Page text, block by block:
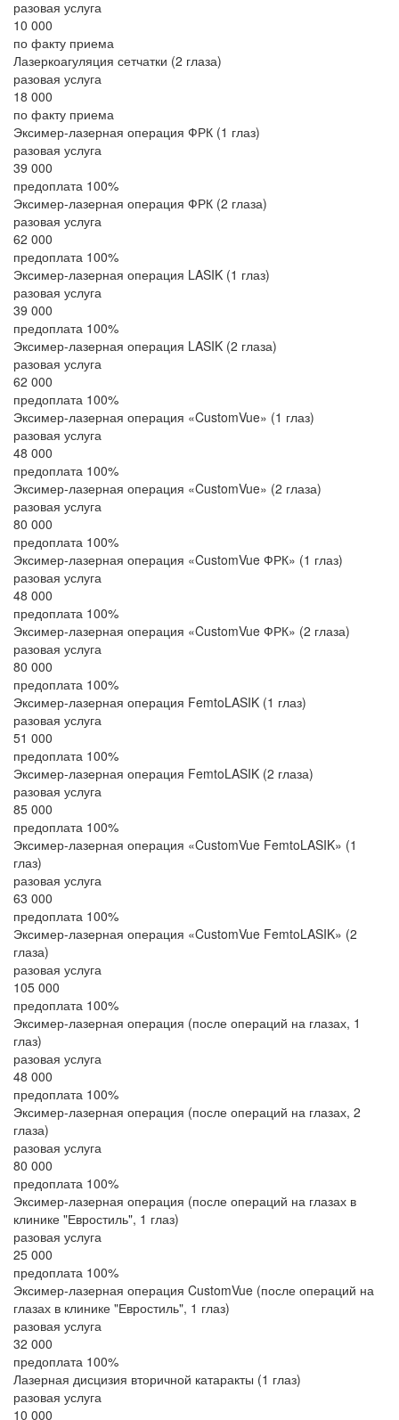
разовая услуга
10 000
по факту приема
Лазеркоагуляция сетчатки (2 глаза)
разовая услуга
18 000
по факту приема
Эксимер-лазерная операция ФРК (1 глаз)
разовая услуга
39 000
предоплата 100%
Эксимер-лазерная операция ФРК (2 глаза)
разовая услуга
62 000
предоплата 100%
Эксимер-лазерная операция LASIK (1 глаз)
разовая услуга
39 000
предоплата 100%
Эксимер-лазерная операция LASIK (2 глаза)
разовая услуга
62 000
предоплата 100%
Эксимер-лазерная операция «CustomVue» (1 глаз)
разовая услуга
48 000
предоплата 100%
Эксимер-лазерная операция «CustomVue» (2 глаза)
разовая услуга
80 000
предоплата 100%
Эксимер-лазерная операция «CustomVue ФРК» (1 глаз)
разовая услуга
48 000
предоплата 100%
Эксимер-лазерная операция «CustomVue ФРК» (2 глаза)
разовая услуга
80 000
предоплата 100%
Эксимер-лазерная операция FemtoLASIK (1 глаз)
разовая услуга
51 000
предоплата 100%
Эксимер-лазерная операция FemtoLASIK (2 глаза)
разовая услуга
85 000
предоплата 100%
Эксимер-лазерная операция «CustomVue FemtoLASIK» (1
глаз)
разовая услуга
63 000
предоплата 100%
Эксимер-лазерная операция «CustomVue FemtoLASIK» (2
глаза)
разовая услуга
105 000
предоплата 100%
Эксимер-лазерная операция (после операций на глазах, 1
глаз)
разовая услуга
48 000
предоплата 100%
Эксимер-лазерная операция (после операций на глазах, 2
глаза)
разовая услуга
80 000
предоплата 100%
Эксимер-лазерная операция (после операций на глазах в
клинике "Евростиль", 1 глаз)
разовая услуга
25 000
предоплата 100%
Эксимер-лазерная операция CustomVue (после операций на
глазах в клинике "Евростиль", 1 глаз)
разовая услуга
32 000
предоплата 100%
Лазерная дисцизия вторичной катаракты (1 глаз)
разовая услуга
10 000